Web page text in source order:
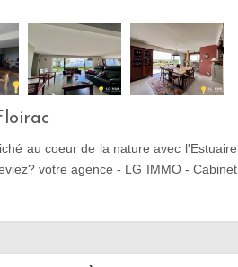
au coeur de la nature avec l'Estuaire
votre agence - LG IMMO - Cabinet